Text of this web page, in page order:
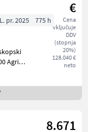
€
Cena
vključuje
DDV
(stopnja
20%)
128.040 €
neto
L. pr. 2025 775 h
Agri
8.671